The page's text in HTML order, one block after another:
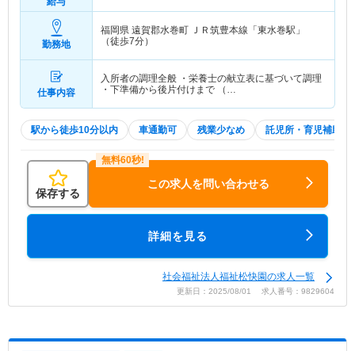
勤務地
福岡県 遠賀郡水巻町 ＪＲ筑豊本線「東水巻駅」
（徒歩7分）
仕事内容
入所者の調理全般 ・栄養士の献立表に基づいて調理
・下準備から後片付けまで （…
駅から徒歩10分以内 車通勤可 残業少なめ 託児所・育児補助
保存する
この求人を問い合わせる
詳細を見る
社会福祉法人福祉松快園の求人一覧
更新日：2025/08/01 求人番号：9829604